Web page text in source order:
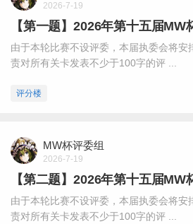
2026-7-19
【第一题】2026年第十五届
由于本轮比赛不设评委，本届执委会将安
责对所有关卡发表不少于100字的评 ...
评分楼
MW杯评委组
2026-7-19
【第二题】2026年第十五届
由于本轮比赛不设评委，本届执委会将安
责对所有关卡发表不少于100字的评 ...